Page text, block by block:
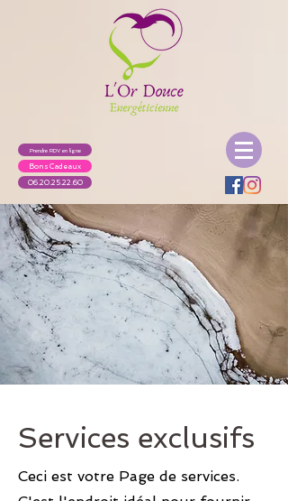
Prendre RDV en ligne
Bons Cadeaux
06.20.25.22.60
Services exclusifs
Ceci est votre Page de services.